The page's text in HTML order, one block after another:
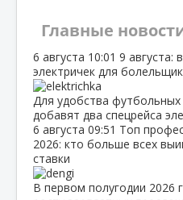
Главные
6 августа 10:01 9 августа:
электричек для
Для удобства
добавят два спецрейса
6 августа 09:51 Топ
2026: кто больше всех
ставки
В первом полугодии 2026